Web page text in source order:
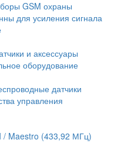
GSM охраны
для усиления сигнала
и аксессуары
оборудование
датчики
управления
/ Maestro (433,92 МГц)